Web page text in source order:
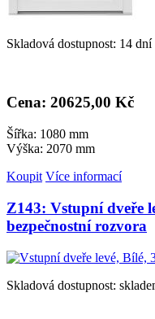
Skladová dostupnost: 14 dní
Cena: 20625,00 Kč
Šířka: 1080 mm
Výška: 2070 mm
Koupit Více informací
Z143: Vstupní dveře
bezpečnostní rozvora
Skladová dostupnost: